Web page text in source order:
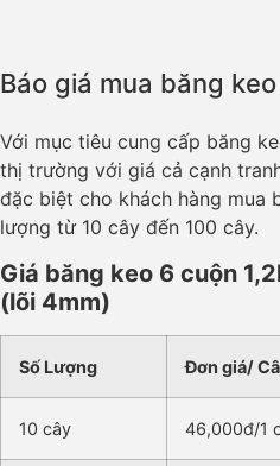
Báo giá mua băng
Với mục tiêu cung cấp băng
thị trường với giá cả cạnh
đặc biệt cho khách hàng mua
lượng từ 10 cây đến 100 cây.
Giá băng keo 6 cuộn
(lõi 4mm)
Số Lượng Đơn giá/
10 cây 46,000đ/1